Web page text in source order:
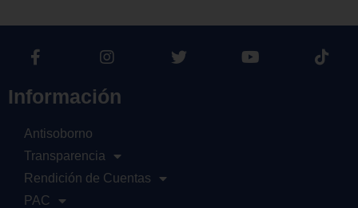
Información
Antisoborno
Transparencia
Rendición de Cuentas
PAC